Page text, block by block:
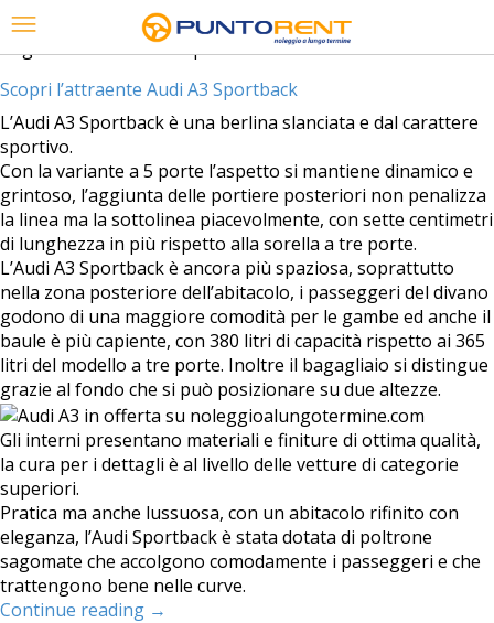
Tag Archives:audi a3 5 porte
Scopri l’attraente Audi A3 Sportback
L’Audi A3 Sportback è una berlina slanciata e dal carattere
sportivo.
Con la variante a 5 porte l’aspetto si mantiene dinamico e
grintoso, l’aggiunta delle portiere posteriori non penalizza
la linea ma la sottolinea piacevolmente, con sette centimetri
di lunghezza in più rispetto alla sorella a tre porte.
L’Audi A3 Sportback è ancora più spaziosa, soprattutto
nella zona posteriore dell’abitacolo, i passeggeri del divano
godono di una maggiore comodità per le gambe ed anche il
baule è più capiente, con 380 litri di capacità rispetto ai 365
litri del modello a tre porte. Inoltre il bagagliaio si distingue
grazie al fondo che si può posizionare su due altezze.
Gli interni presentano materiali e finiture di ottima qualità,
la cura per i dettagli è al livello delle vetture di categorie
superiori.
Pratica ma anche lussuosa, con un abitacolo rifinito con
eleganza, l’Audi Sportback è stata dotata di poltrone
sagomate che accolgono comodamente i passeggeri e che
trattengono bene nelle curve.
Continue reading →